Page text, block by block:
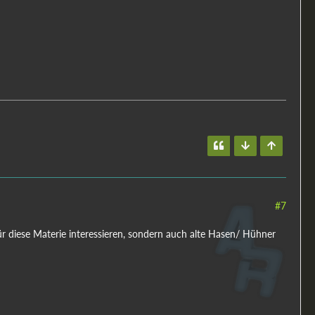
#7
Materie interessieren, sondern auch alte Hasen/ Hühner